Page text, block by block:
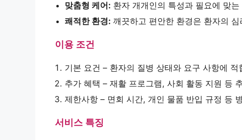
맞춤형 케어: 환자 개개인의 특성과 필요에 맞
쾌적한 환경: 깨끗하고 편안한 환경은 환자의
이용 조건
기본 요건 – 환자의 질병 상태와 요구 사항에
추가 혜택 – 재활 프로그램, 사회 활동 지원 등
제한사항 – 면회 시간, 개인 물품 반입 규정 등
서비스 특징